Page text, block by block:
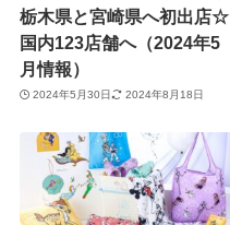
栃木県と宮崎県へ初出店☆
国内123店舗へ（2024年5
月情報）
2024年5月30日 2024年8月18日